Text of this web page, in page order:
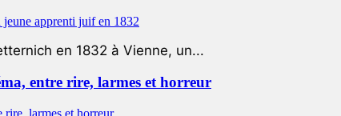
en 1832 à Vienne, un...
entre rire, larmes et horreur